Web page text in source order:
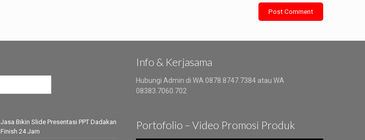
Jasa Bikin Slide Presentasi PPT Dadakan
Finish 24 Jam
Info & Kerjasama
Hubungi Admin di WA 0878.8747.7384 atau WA
08383.7060.702
Portofolio – Video Promosi Produk